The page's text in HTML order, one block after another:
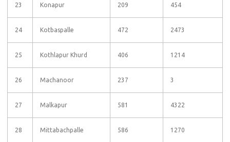
23 Konapur 209 454
24 Kotbaspalle 472 2473
25 Kothlapur Khurd 406 1214
26 Machanoor 237 3
27 Malkapur 581 4322
28 Mittabachpalle 586 1270